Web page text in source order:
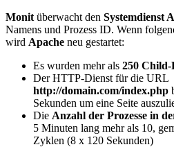
Monit überwacht den Systemdienst
Namens und Prozess ID. Wenn
wird Apache neu gestartet:
Es wurden mehr als 250 Child-
Der HTTP-Dienst für die URL
http://domain.com/index.php
Sekunden um eine Seite
Die Anzahl der Prozesse in
5 Minuten lang mehr als 10,
Zyklen (8 x 120 Sekunden)